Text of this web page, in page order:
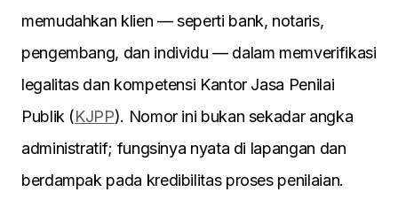
memudahkan klien — seperti bank, notaris,
pengembang, dan individu — dalam memverifikasi
legalitas dan kompetensi Kantor Jasa Penilai
Publik (KJPP). Nomor ini bukan sekadar angka
administratif; fungsinya nyata di lapangan dan
berdampak pada kredibilitas proses penilaian.